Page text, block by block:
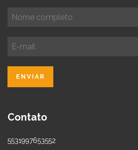
Contato
5531997653552